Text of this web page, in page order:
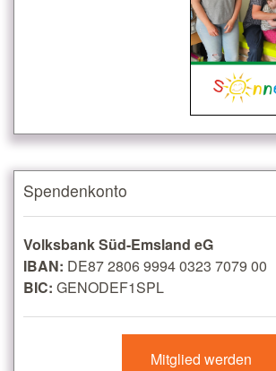
Spendenkonto
Volksbank Süd-Emsland eG
IBAN: DE87 2806 9994 0323 7079 00
BIC: GENODEF1SPL
Mitglied werden